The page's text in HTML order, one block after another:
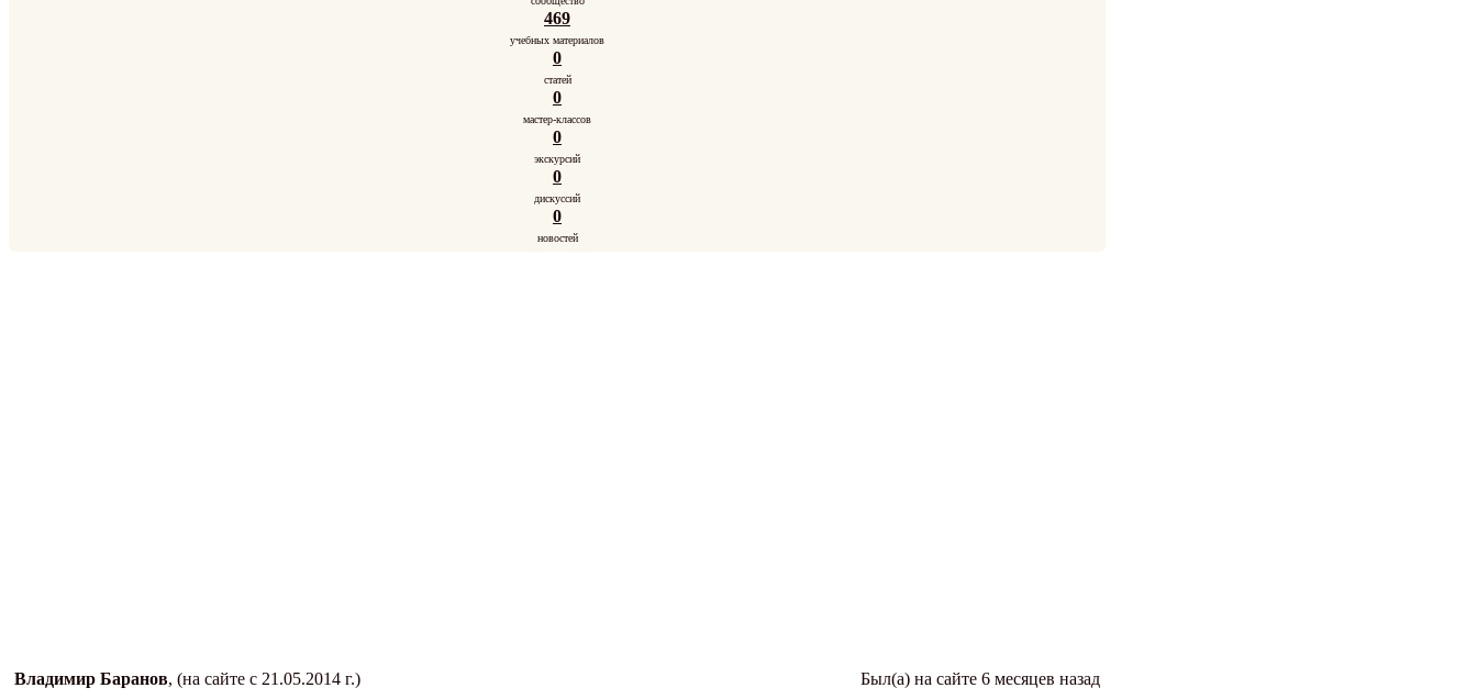
469
учебных материалов
0
статей
0
мастер-классов
0
экскурсий
0
дискуссий
0
новостей
Владимир Баранов, (на сайте с 21.05.2014 г.)
Был(а) на сайте 6 месяцев назад